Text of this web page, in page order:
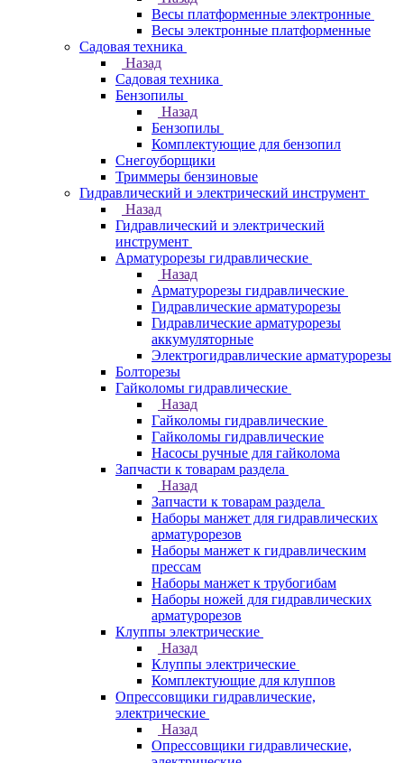
Весы платформенные электронные
Весы электронные платформенные
Садовая техника
Назад
Садовая техника
Бензопилы
Назад
Бензопилы
Комплектующие для бензопил
Снегоуборщики
Триммеры бензиновые
Гидравлический и электрический инструмент
Назад
Гидравлический и электрический
инструмент
Арматурорезы гидравлические
Назад
Арматурорезы гидравлические
Гидравлические арматурорезы
Гидравлические арматурорезы
аккумуляторные
Электрогидравлические арматурорезы
Болторезы
Гайколомы гидравлические
Назад
Гайколомы гидравлические
Гайколомы гидравлические
Насосы ручные для гайколома
Запчасти к товарам раздела
Назад
Запчасти к товарам раздела
Наборы манжет для гидравлических
арматурорезов
Наборы манжет к гидравлическим
прессам
Наборы манжет к трубогибам
Наборы ножей для гидравлических
арматурорезов
Клуппы электрические
Назад
Клуппы электрические
Комплектующие для клуппов
Опрессовщики гидравлические,
электрические
Назад
Опрессовщики гидравлические,